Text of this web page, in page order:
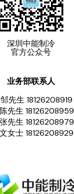
深圳中能制冷
官方公众号
业务部联系人
邹先生 18126208919
陈先生 18126208959
张先生 18126208979
文女士 18126208929